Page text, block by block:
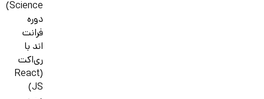
Science)
دوره
فرانت
اند با
ری‌اکت
(React
JS)